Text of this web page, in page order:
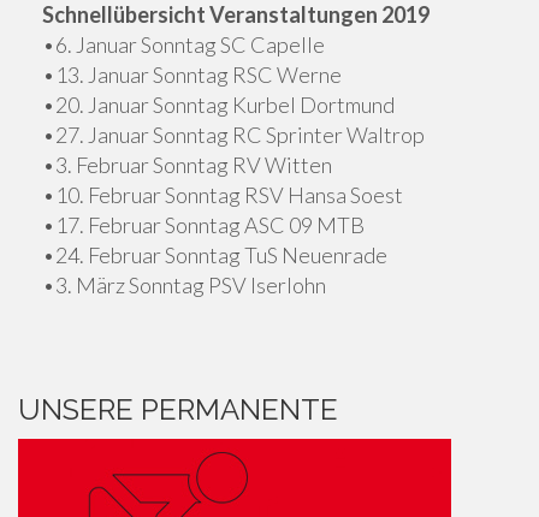
Schnellübersicht Veranstaltungen 2019
•6. Januar Sonntag SC Capelle
•13. Januar Sonntag RSC Werne
•20. Januar Sonntag Kurbel Dortmund
•27. Januar Sonntag RC Sprinter Waltrop
•3. Februar Sonntag RV Witten
•10. Februar Sonntag RSV Hansa Soest
•17. Februar Sonntag ASC 09 MTB
•24. Februar Sonntag TuS Neuenrade
•3. März Sonntag PSV Iserlohn
UNSERE PERMANENTE